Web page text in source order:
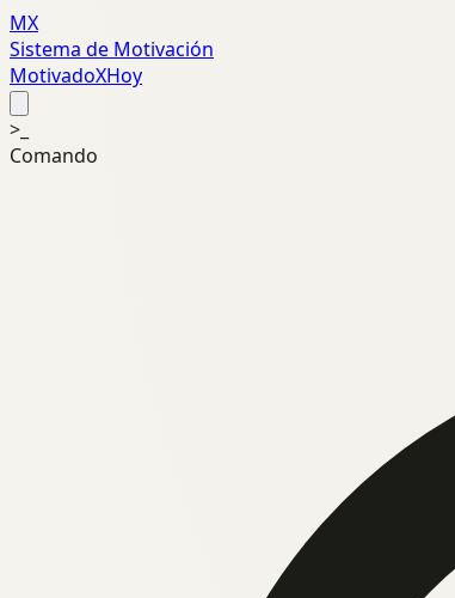
MX
Sistema de Motivación
MotivadoXHoy
>_
Comando